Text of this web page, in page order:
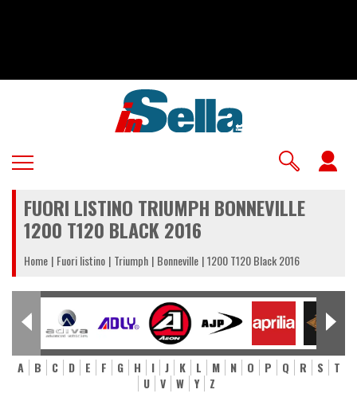
FUORI LISTINO TRIUMPH BONNEVILLE
1200 T120 BLACK 2016
Home Fuori listino Triumph Bonneville 1200 T120 Black 2016
A B C D E F G H I J K L M N O P Q R S
T
U
V W Y Z